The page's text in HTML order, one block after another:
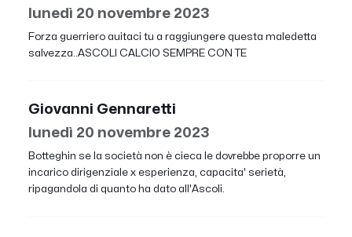
lunedì 20 novembre 2023
Forza guerriero auitaci tu a raggiungere questa maledetta
salvezza..ASCOLI CALCIO SEMPRE CON TE
Giovanni Gennaretti
lunedì 20 novembre 2023
Botteghin se la società non è cieca le dovrebbe proporre un
incarico dirigenziale x esperienza, capacita' serietà,
ripagandola di quanto ha dato all'Ascoli.